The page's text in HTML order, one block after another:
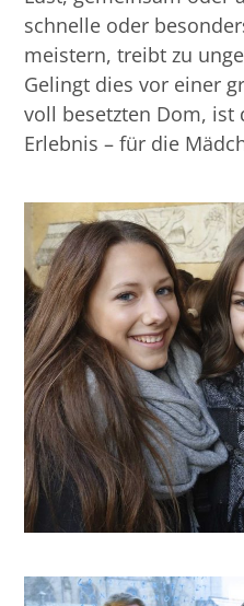
schnelle oder
meistern, treibt zu
Gelingt dies vor einer
voll besetzten Dom, ist
Erlebnis – für die